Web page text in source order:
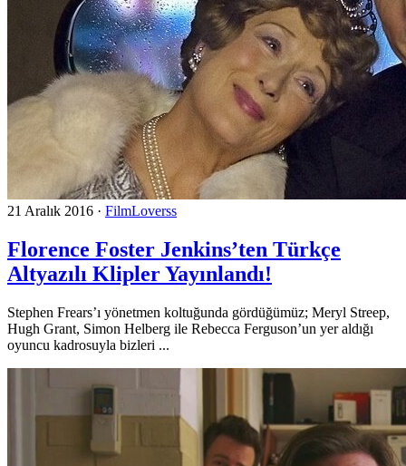
21 Aralık 2016 · FilmLoverss
Florence Foster Jenkins’ten Türkçe
Altyazılı Klipler Yayınlandı!
Stephen Frears’ı yönetmen koltuğunda gördüğümüz; Meryl Streep,
Hugh Grant, Simon Helberg ile Rebecca Ferguson’un yer aldığı
oyuncu kadrosuyla bizleri ...